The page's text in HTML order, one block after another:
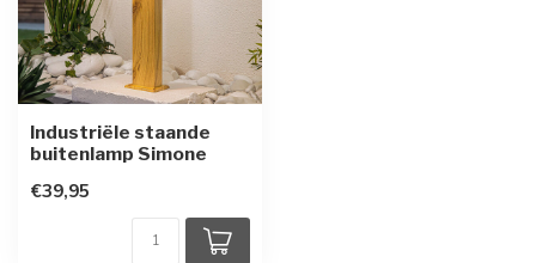
Industriële staande
buitenlamp Simone
€39,95